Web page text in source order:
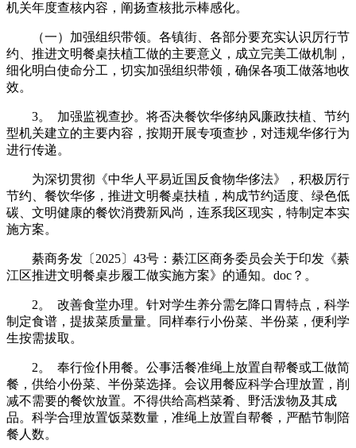
机关年度查核内容，阐扬查核批示棒感化。
（一）加强组织带领。各镇街、各部分要充实认识厉行节
约、推进文明餐桌扶植工做的主要意义，成立完美工做机制，
细化明白使命分工，切实加强组织带领，确保各项工做落地收
效。
3。 加强监视查抄。将否决餐饮华侈纳风廉政扶植、节约
型机关建立的主要内容，按期开展专项查抄，对违规华侈行为
进行传递。
为深切贯彻《中华人平易近国反食物华侈法》，积极厉行
节约、餐饮华侈，推进文明餐桌扶植，构成节约适度、绿色低
碳、文明健康的餐饮消费新风尚，连系我区现实，特制定本实
施方案。
綦商务发〔2025〕43号：綦江区商务委员会关于印发《綦
江区推进文明餐桌步履工做实施方案》的通知。doc？。
2。 改善食堂办理。针对学生养分需乞降口胃特点，科学
制定食谱，提拔菜质量量。同样奉行小份菜、半份菜，便利学
生按需拔取。
2。 奉行俭仆用餐。公事活餐准绳上放置自帮餐或工做简
餐，供给小份菜、半份菜选择。会议用餐应科学合理放置，削
减不需要的餐饮放置。不得供给高档菜肴、野活泼物及其成
品。科学合理放置饭菜数量，准绳上放置自帮餐，严酷节制陪
餐人数。